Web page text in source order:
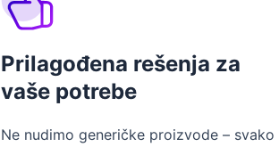
Prilagođena rešenja za
vaše potrebe
Ne nudimo generičke proizvode – svako